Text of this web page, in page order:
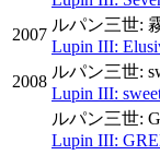
2007
ルパン三世:
Lupin III:
2008
ルパン三世:
Lupin III:
ルパン三世:
Lupin III: